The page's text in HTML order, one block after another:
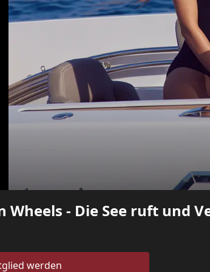
Wheels - Die See ruft und
werden